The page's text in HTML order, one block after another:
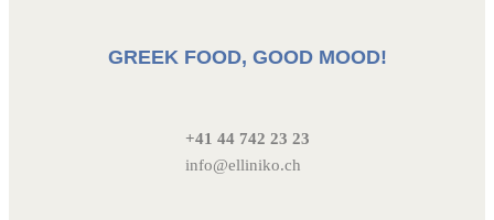
GREEK FOOD, GOOD MOOD!
+41 44 742 23 23
info@elliniko.ch